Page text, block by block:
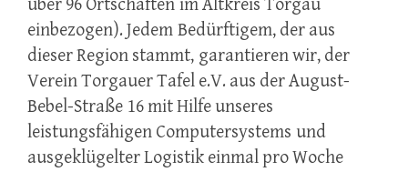
über 96 Ortschaften im Altkreis Torgau
einbezogen). Jedem Bedürftigem, der aus
dieser Region stammt, garantieren wir, der
Verein Torgauer Tafel e.V. aus der August-
Bebel-Straße 16 mit Hilfe unseres
leistungsfähigen Computersystems und
ausgeklügelter Logistik einmal pro Woche